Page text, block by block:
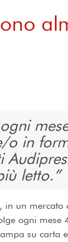
o in
letto.
in un mercato
ogni mese
su carta